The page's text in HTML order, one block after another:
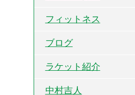
フィットネス
ブログ
ラケット紹介
中村吉人